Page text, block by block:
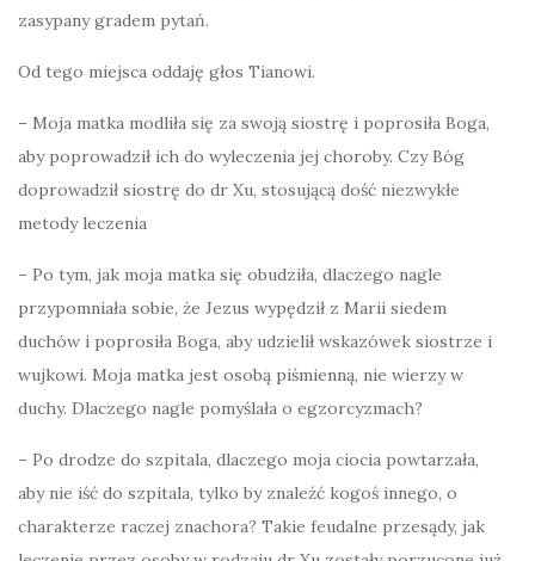
zasypany gradem pytań.
Od tego miejsca oddaję głos Tianowi.
– Moja matka modliła się za swoją siostrę i poprosiła Boga,
aby poprowadził ich do wyleczenia jej choroby. Czy Bóg
doprowadził siostrę do dr Xu, stosującą dość niezwykłe
metody leczenia
– Po tym, jak moja matka się obudziła, dlaczego nagle
przypomniała sobie, że Jezus wypędził z Marii siedem
duchów i poprosiła Boga, aby udzielił wskazówek siostrze i
wujkowi. Moja matka jest osobą piśmienną, nie wierzy w
duchy. Dlaczego nagle pomyślała o egzorcyzmach?
– Po drodze do szpitala, dlaczego moja ciocia powtarzała,
aby nie iść do szpitala, tylko by znaleźć kogoś innego, o
charakterze raczej znachora? Takie feudalne przesądy, jak